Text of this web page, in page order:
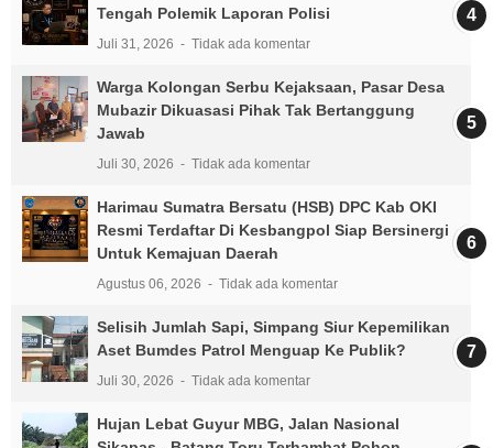
Tengah Polemik Laporan Polisi
Juli 31, 2026 Tidak ada komentar
Warga Kolongan Serbu Kejaksaan, Pasar Desa
Mubazir Dikuasasi Pihak Tak Bertanggung
Jawab
Juli 30, 2026 Tidak ada komentar
Harimau Sumatra Bersatu (HSB) DPC Kab OKI
Resmi Terdaftar Di Kesbangpol Siap Bersinergi
Untuk Kemajuan Daerah
Agustus 06, 2026 Tidak ada komentar
Selisih Jumlah Sapi, Simpang Siur Kepemilikan
Aset Bumdes Patrol Menguap Ke Publik?
Juli 30, 2026 Tidak ada komentar
Hujan Lebat Guyur MBG, Jalan Nasional